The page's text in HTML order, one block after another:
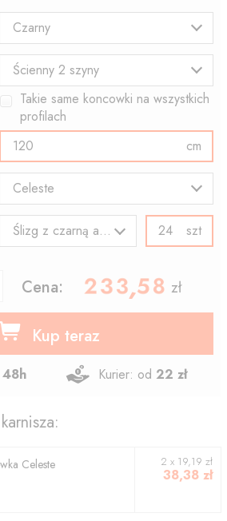
Czarny
Ścienny 2 szyny
Takie same koncowki na wszystkich
profilach
cm
Celeste
Ślizg z czarną agrafką szt
Cena: , zł
Kup teraz
48h Kurier: od 22 zł
Celeste
2 x 19,19 zł
38,38 zł